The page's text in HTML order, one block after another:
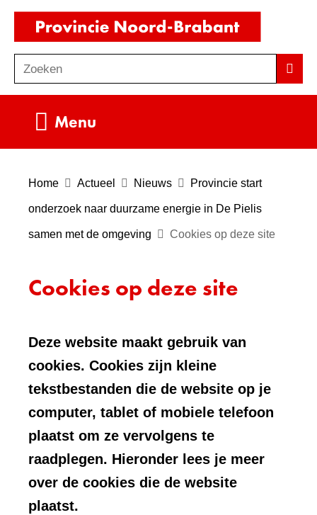
Ga
de
inhoud
o
e
Zoeken
Menu
Home Actueel Nieuws Provincie start
onderzoek naar duurzame energie in De Pielis
samen met de omgeving Cookies op deze site
Cookies op deze site
Deze website maakt gebruik van
cookies. Cookies zijn kleine
tekstbestanden die de website op je
computer, tablet of mobiele telefoon
plaatst om ze vervolgens te
raadplegen. Hieronder lees je meer
over de cookies die de website
plaatst.